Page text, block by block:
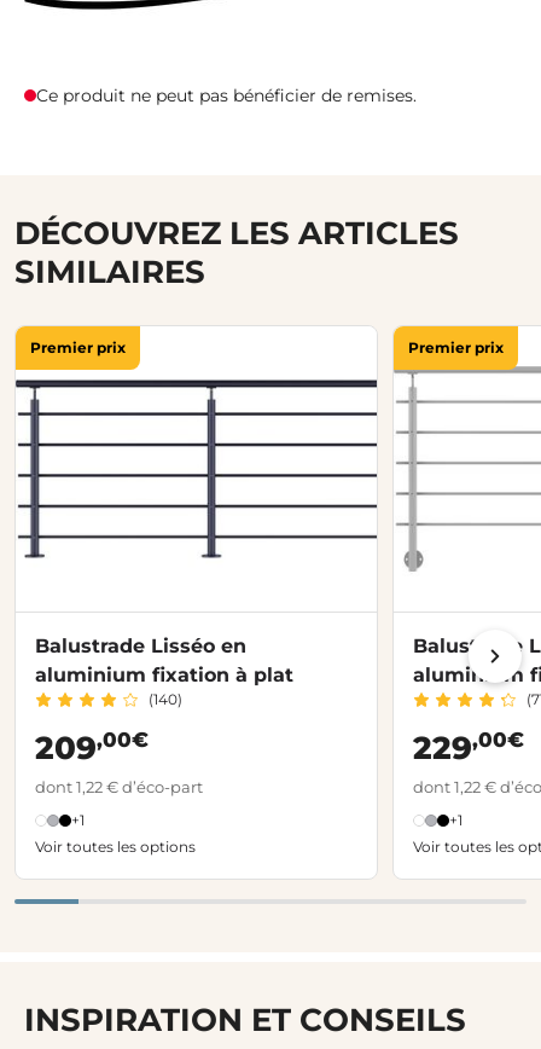
Ce produit ne peut pas bénéficier de remises.
DÉCOUVREZ LES ARTICLES
SIMILAIRES
Premier prix
Balustrade Lisséo en
aluminium fixation à plat
(140)
209,00€
dont 1,22 € d’éco-part
+1
Voir toutes les options
Premier prix
Balustrade
aluminium
229,00€
dont 1,22 €
+1
Voir toutes les
INSPIRATION ET CONSEILS